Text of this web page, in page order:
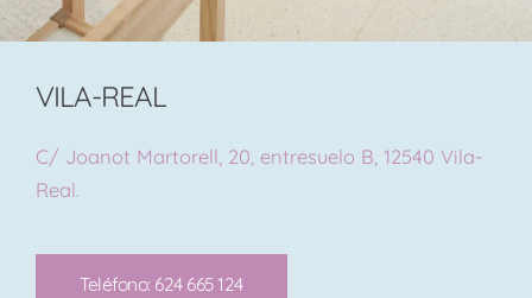
VILA-REAL
C/ Joanot Martorell, 20, entresuelo B, 12540 Vila-
Real.
Teléfono: 624 665 124